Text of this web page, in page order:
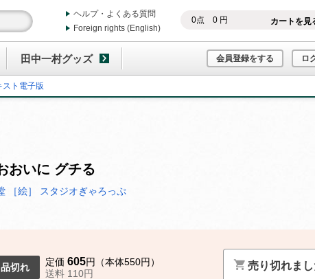
0点 0円 カートを見
ヘルプ・よくある質問
Foreign rights (English)
田中一村グッズ 会員登録をする ロ
スト電子版
おいに グチる
［絵］ スタジオぎゃろっぷ
品切れ 定価 605円（本体550円）
送料 110円
売り切れまし